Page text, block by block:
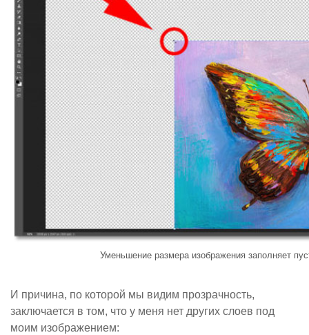
Уменьшение размера изображения заполняет
И причина, по которой мы видим прозрачность,
заключается в том, что у меня нет других слоев под
моим изображением: